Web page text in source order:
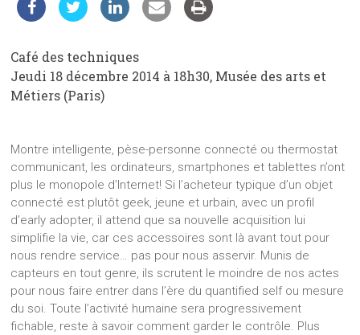
Café des techniques
Jeudi 18 décembre 2014 à 18h30, Musée des arts et
Métiers (Paris)
Montre intelligente, pèse-personne connecté ou thermostat
communicant, les ordinateurs, smartphones et tablettes n’ont
plus le monopole d’Internet! Si l’acheteur typique d’un objet
connecté est plutôt geek, jeune et urbain, avec un profil
d’early adopter, il attend que sa nouvelle acquisition lui
simplifie la vie, car ces accessoires sont là avant tout pour
nous rendre service… pas pour nous asservir. Munis de
capteurs en tout genre, ils scrutent le moindre de nos actes
pour nous faire entrer dans l’ère du quantified self ou mesure
du soi. Toute l’activité humaine sera progressivement
fichable, reste à savoir comment garder le contrôle. Plus